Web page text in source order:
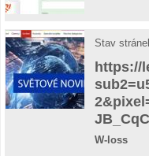
Stav
https://
W-loss